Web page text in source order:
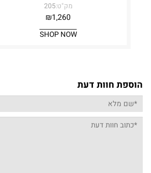
מק"ט:205
₪1,260
SHOP NOW
הוספת חוות דעת